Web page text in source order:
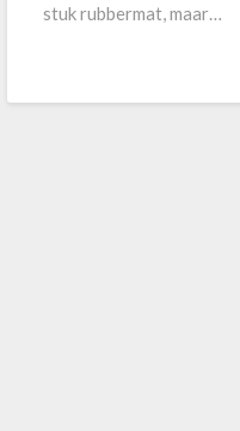
stuk rubbermat, maar…